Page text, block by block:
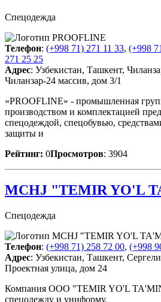
Спецодежда
Телефон: (+998 71) 271 11 33, (+998
271 25 25
Адрес: Узбекистан, Ташкент,
Чиланзар-24 массив, дом 3/1
«PROOFLINE» - промышленная
производством и комплектацией
спецодеждой, спецобувью,
защиты и
Рейтинг: 0Просмотров: 3904
MCHJ "TEMIR YO'L
Спецодежда
Телефон: (+998 71) 258 72 00, (+998
Адрес: Узбекистан, Ташкент,
Проектная улица, дом 24
Компания ООО "TEMIR YO'L
спецодежду и униформу.